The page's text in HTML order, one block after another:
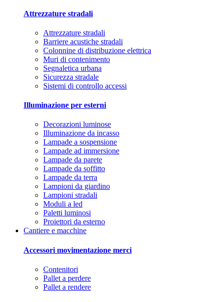
Attrezzature stradali
Attrezzature stradali
Barriere acustiche stradali
Colonnine di distribuzione elettrica
Muri di contenimento
Segnaletica urbana
Sicurezza stradale
Sistemi di controllo accessi
Illuminazione per esterni
Decorazioni luminose
Illuminazione da incasso
Lampade a sospensione
Lampade ad immersione
Lampade da parete
Lampade da soffitto
Lampade da terra
Lampioni da giardino
Lampioni stradali
Moduli a led
Paletti luminosi
Proiettori da esterno
Cantiere e macchine
Accessori movimentazione merci
Contenitori
Pallet a perdere
Pallet a rendere